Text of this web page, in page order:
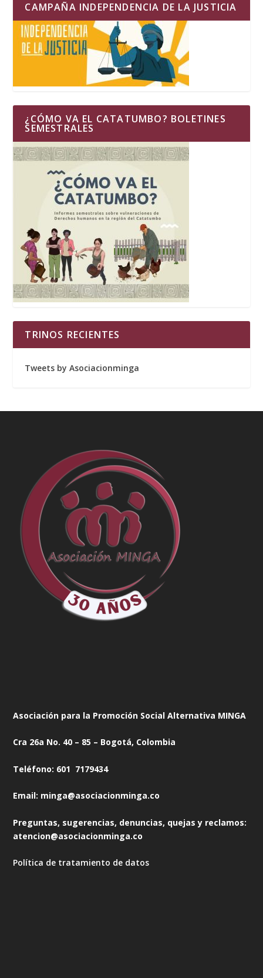
CAMPAÑA INDEPENDENCIA DE LA JUSTICIA
¿CÓMO VA EL CATATUMBO? BOLETINES
SEMESTRALES
TRINOS RECIENTES
Tweets by Asociacionminga
Asociación para la Promoción Social Alternativa MINGA
Cra 26a No. 40 – 85 – Bogotá, Colombia
Teléfono: 601 7179434
Email: minga@asociacionminga.co
Preguntas, sugerencias, denuncias, quejas y reclamos:
atencion@asociacionminga.co
Política de tratamiento de datos